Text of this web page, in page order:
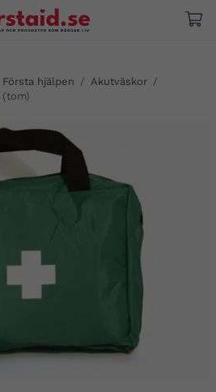
Första hjälpen / Akutväskor /
(tom)